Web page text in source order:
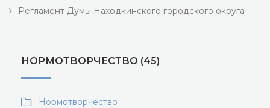
Регламент Думы Находкинского городского округа
НОРМОТВОРЧЕСТВО (45)
Нормотворчество